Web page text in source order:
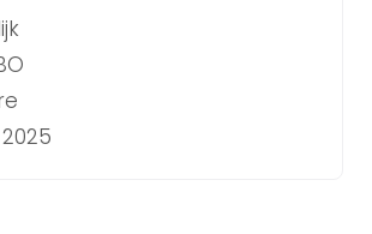
zowel zelfstandigheid als
Wil je werken in een
omgeving met vakgenoten
groeien en ontwikkelen? Dan